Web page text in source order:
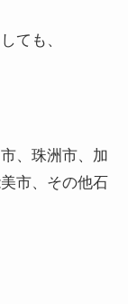
ても、
、珠洲市、加
市、その他石